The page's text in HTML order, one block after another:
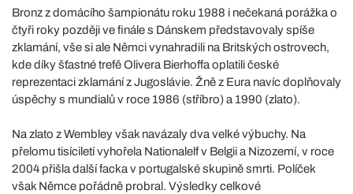
Bronz z domácího šampionátu roku 1988 i nečekaná porážka o
čtyři roky později ve finále s Dánskem představovaly spíše
zklamání, vše si ale Němci vynahradili na Britských ostrovech,
kde díky šťastné trefě Olivera Bierhoffa oplatili české
reprezentaci zklamání z Jugoslávie. Žně z Eura navíc doplňovaly
úspěchy s mundialů v roce 1986 (stříbro) a 1990 (zlato).
Na zlato z Wembley však navázaly dva velké výbuchy. Na
přelomu tisíciletí vyhořela Nationalelf v Belgii a Nizozemí, v roce
2004 přišla další facka v portugalské skupině smrti. Políček
však Němce pořádně probral. Výsledky celkové